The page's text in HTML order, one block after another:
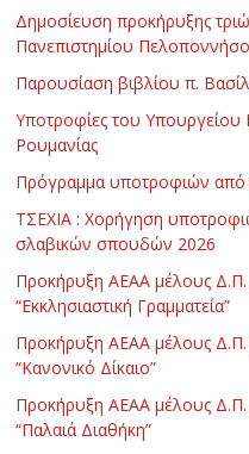
Δημοσίευση προκήρυξης
Πανεπιστημίου
Παρουσίαση βιβλίου π.
Υποτροφίες του Υπουργείου
Ρουμανίας
Πρόγραμμα υποτροφιών από
ΤΣΕΧΙΑ : Χορήγηση
σλαβικών σπουδών 2026
Προκήρυξη ΑΕΑΑ μέλους Δ.Π.
“Εκκλησιαστική Γραμματεία”
Προκήρυξη ΑΕΑΑ μέλους Δ.Π.
“Κανονικό Δίκαιο”
Προκήρυξη ΑΕΑΑ μέλους Δ.Π.
“Παλαιά Διαθήκη”